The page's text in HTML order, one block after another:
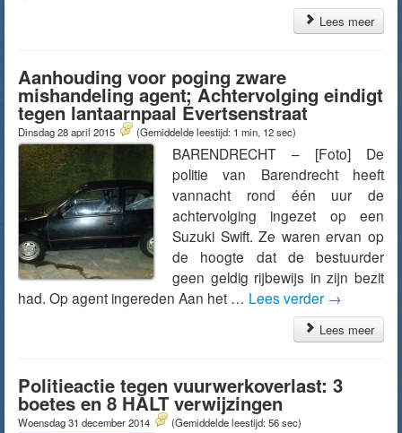
Lees meer
Aanhouding voor poging zware
mishandeling agent; Achtervolging eindigt
tegen lantaarnpaal Evertsenstraat
Dinsdag 28 april 2015 (Gemiddelde leestijd: 1 min, 12 sec)
BARENDRECHT – [Foto] De
politie van Barendrecht heeft
vannacht rond één uur de
achtervolging ingezet op een
Suzuki Swift. Ze waren ervan op
de hoogte dat de bestuurder
geen geldig rijbewijs in zijn bezit
had. Op agent ingereden Aan het … Lees verder →
Lees meer
Politieactie tegen vuurwerkoverlast: 3
boetes en 8 HALT verwijzingen
Woensdag 31 december 2014 (Gemiddelde leestijd: 56 sec)